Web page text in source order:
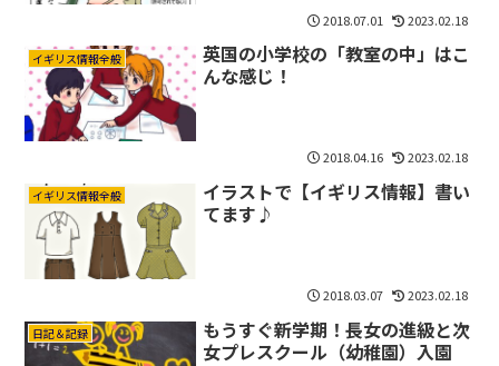
2018.07.01 2023.02.18
イギリス情報全般
英国の小学校の「教室の中」はこ
んな感じ！
2018.04.16 2023.02.18
イギリス情報全般
イラストで【イギリス情報】書い
てます♪
2018.03.07 2023.02.18
日記＆記録
もうすぐ新学期！長女の進級と次
女プレスクール（幼稚園）入園